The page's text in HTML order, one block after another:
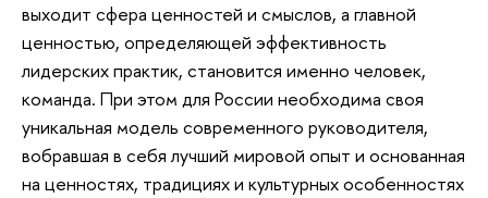
выходит сфера ценностей и смыслов, а главной
ценностью, определяющей эффективность
лидерских практик, становится именно человек,
команда. При этом для России необходима своя
уникальная модель современного руководителя,
вобравшая в себя лучший мировой опыт и основанная
на ценностях, традициях и культурных особенностях